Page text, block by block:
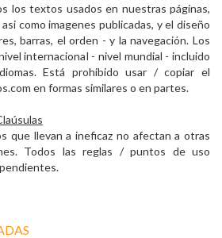
los textos usados en nuestras páginas,
como imagenes publicadas, y el diseño
barras, el orden - y la navegación. Los
internacional - nivel mundial - incluido
Está prohibido usar / copiar el
en formas similares o en partes.
que llevan a ineficaz no afectan a otras
Todos las reglas / puntos de uso